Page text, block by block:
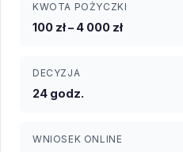
KWOTA POŻYCZKI
100 zł – 4 000 zł
DECYZJA
24 godz.
WNIOSEK ONLINE